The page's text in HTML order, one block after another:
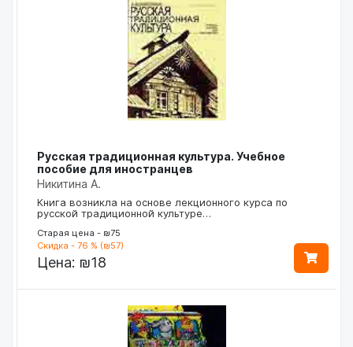
Русская традиционная культура. Учебное
пособие для иностранцев
Никитина А.
Книга возникла на основе лекционного курса по
русской традиционной культуре…
Старая цена - ₪75
Скидка - 76 % (₪57)
Цена: ₪18